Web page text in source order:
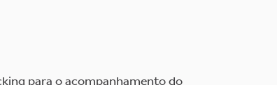
para o acompanhamento do